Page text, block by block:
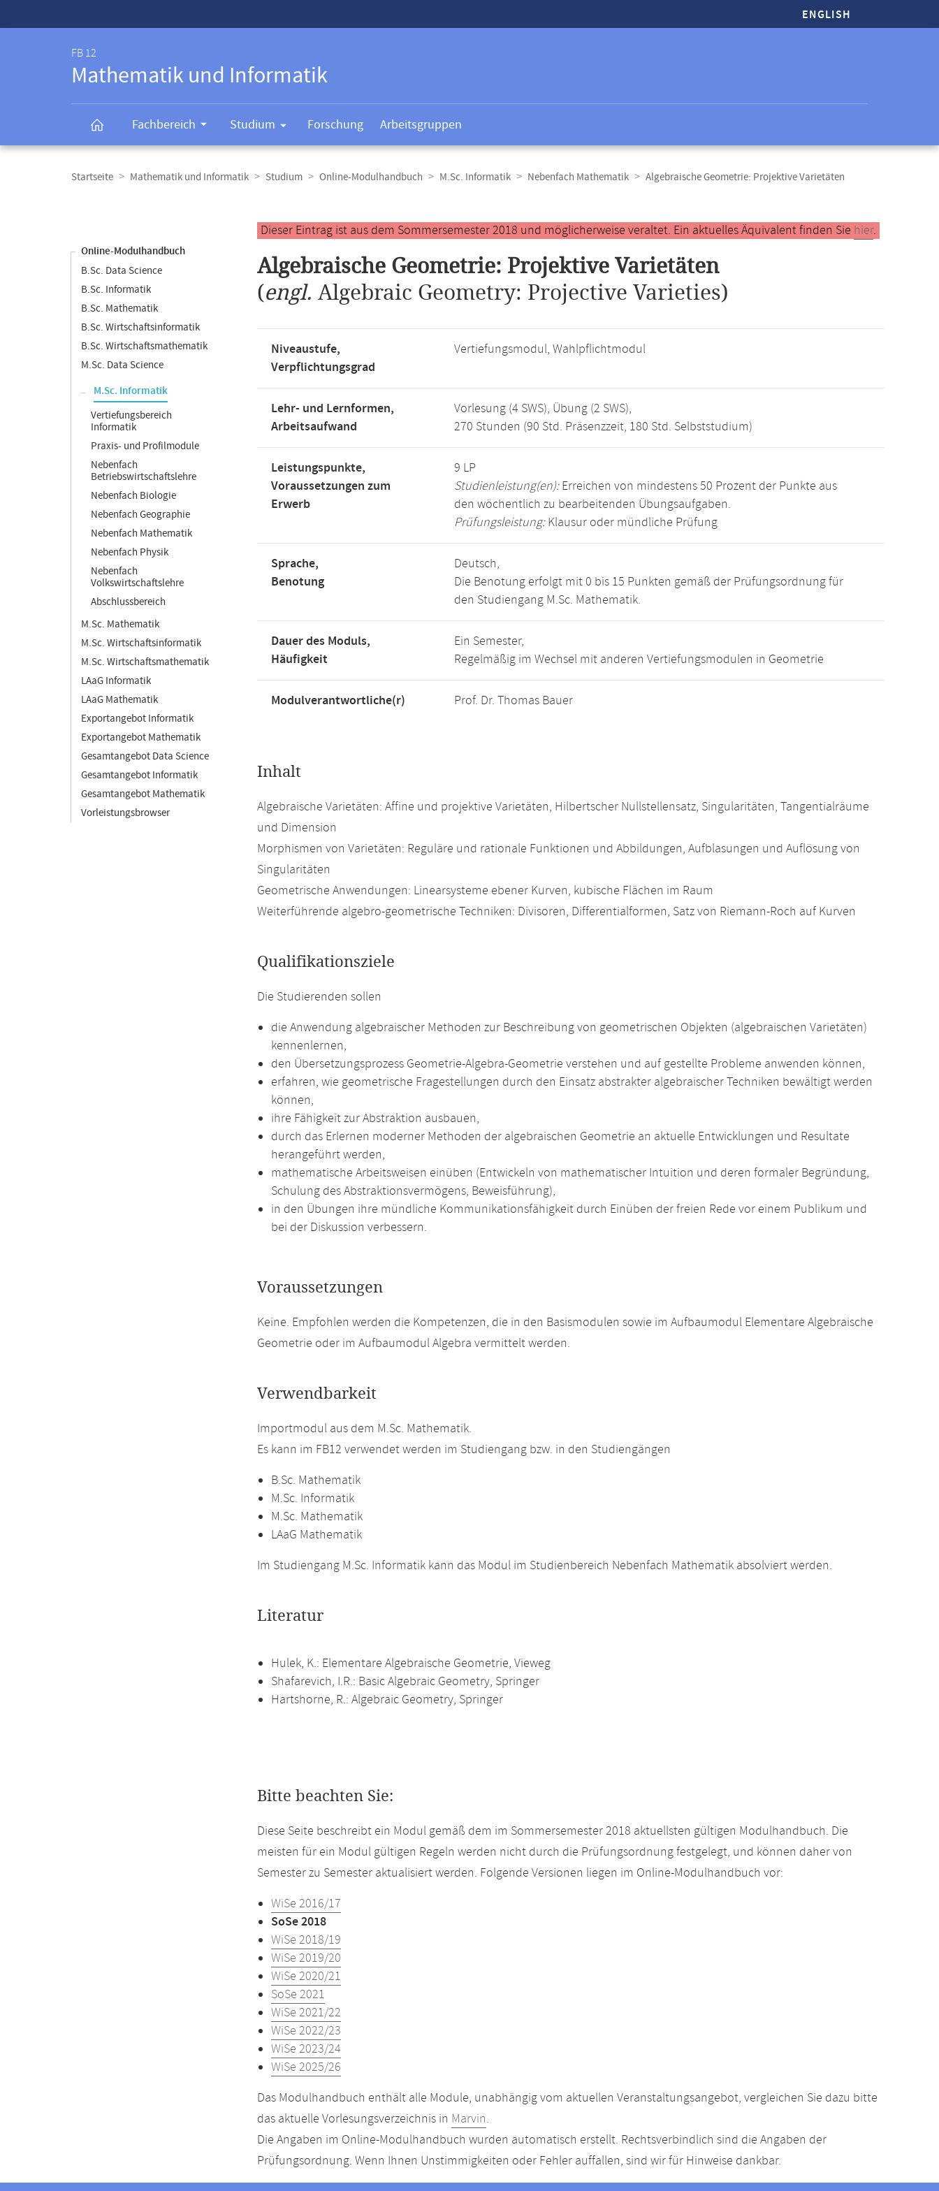
ENGLISH
FB 12
Mathematik und Informatik
Fachbereich Studium Forschung Arbeitsgruppen
Navigation
Startseite Mathematik und Informatik Studium Online-Modulhandbuch M.Sc. Informatik Nebenfach Mathematik Algebraische Geometrie: Projektive Varietäten
Online-Modulhandbuch
B.Sc. Data Science
B.Sc. Informatik
B.Sc. Mathematik
B.Sc. Wirtschaftsinformatik
B.Sc. Wirtschaftsmathematik
M.Sc. Data Science
M.Sc. Informatik
Vertiefungsbereich
Informatik
Praxis- und Profilmodule
Nebenfach
Betriebswirtschaftslehre
Nebenfach Biologie
Nebenfach Geographie
Nebenfach Mathematik
Nebenfach Physik
Nebenfach
Volkswirtschaftslehre
Abschlussbereich
M.Sc. Mathematik
M.Sc. Wirtschaftsinformatik
M.Sc. Wirtschaftsmathematik
LAaG Informatik
LAaG Mathematik
Exportangebot Informatik
Exportangebot Mathematik
Gesamtangebot Data Science
Gesamtangebot Informatik
Gesamtangebot Mathematik
Vorleistungsbrowser
Hauptinhalt
Dieser Eintrag ist aus dem Sommersemester 2018 und möglicherweise veraltet. Ein aktuelles Äquivalent finden Sie hier.
Algebraische Geometrie: Projektive Varietäten
(engl. Algebraic Geometry: Projective Varieties)
Niveaustufe,
Verpflichtungsgrad
Vertiefungsmodul, Wahlpflichtmodul
Lehr- und Lernformen,
Arbeitsaufwand
Vorlesung (4 SWS), Übung (2 SWS),
270 Stunden (90 Std. Präsenzzeit, 180 Std. Selbststudium)
Leistungspunkte,
Voraussetzungen zum
Erwerb
9 LP
Studienleistung(en):Erreichen von mindestens 50 Prozent der Punkte aus
den wöchentlich zu bearbeitenden Übungsaufgaben.
Prüfungsleistung:Klausur oder mündliche Prüfung
Sprache,
Benotung
Deutsch,
Die Benotung erfolgt mit 0 bis 15 Punkten gemäß der Prüfungsordnung für
den Studiengang M.Sc. Mathematik.
Dauer des Moduls,
Häufigkeit
Ein Semester,
Regelmäßig im Wechsel mit anderen Vertiefungsmodulen in Geometrie
Modulverantwortliche(r) Prof. Dr. Thomas Bauer
Inhalt
Algebraische Varietäten: Affine und projektive Varietäten, Hilbertscher Nullstellensatz, Singularitäten, Tangentialräume
und Dimension
Morphismen von Varietäten: Reguläre und rationale Funktionen und Abbildungen, Aufblasungen und Auflösung von
Singularitäten
Geometrische Anwendungen: Linearsysteme ebener Kurven, kubische Flächen im Raum
Weiterführende algebro-geometrische Techniken: Divisoren, Differentialformen, Satz von Riemann-Roch auf Kurven
Qualifikationsziele
Die Studierenden sollen
die Anwendung algebraischer Methoden zur Beschreibung von geometrischen Objekten (algebraischen Varietäten)
kennenlernen,
den Übersetzungsprozess Geometrie-Algebra-Geometrie verstehen und auf gestellte Probleme anwenden können,
erfahren, wie geometrische Fragestellungen durch den Einsatz abstrakter algebraischer Techniken bewältigt werden
können,
ihre Fähigkeit zur Abstraktion ausbauen,
durch das Erlernen moderner Methoden der algebraischen Geometrie an aktuelle Entwicklungen und Resultate
herangeführt werden,
mathematische Arbeitsweisen einüben (Entwickeln von mathematischer Intuition und deren formaler Begründung,
Schulung des Abstraktionsvermögens, Beweisführung),
in den Übungen ihre mündliche Kommunikationsfähigkeit durch Einüben der freien Rede vor einem Publikum und
bei der Diskussion verbessern.
Voraussetzungen
Keine. Empfohlen werden die Kompetenzen, die in den Basismodulen sowie im Aufbaumodul Elementare Algebraische
Geometrie oder im Aufbaumodul Algebra vermittelt werden.
Verwendbarkeit
Importmodul aus dem M.Sc. Mathematik.
Es kann im FB12 verwendet werden im Studiengang bzw. in den Studiengängen
B.Sc. Mathematik
M.Sc. Informatik
M.Sc. Mathematik
LAaG Mathematik
Im Studiengang M.Sc. Informatik kann das Modul im Studienbereich Nebenfach Mathematik absolviert werden.
Literatur
Hulek, K.: Elementare Algebraische Geometrie, Vieweg
Shafarevich, I.R.: Basic Algebraic Geometry, Springer
Hartshorne, R.: Algebraic Geometry, Springer
Bitte beachten Sie:
Diese Seite beschreibt ein Modul gemäß dem im Sommersemester 2018 aktuellsten gültigen Modulhandbuch. Die
meisten für ein Modul gültigen Regeln werden nicht durch die Prüfungsordnung festgelegt, und können daher von
Semester zu Semester aktualisiert werden. Folgende Versionen liegen im Online-Modulhandbuch vor:
WiSe 2016/17
SoSe 2018
WiSe 2018/19
WiSe 2019/20
WiSe 2020/21
SoSe 2021
WiSe 2021/22
WiSe 2022/23
WiSe 2023/24
WiSe 2025/26
Das Modulhandbuch enthält alle Module, unabhängig vom aktuellen Veranstaltungsangebot, vergleichen Sie dazu bitte
das aktuelle Vorlesungsverzeichnis in Marvin.
Die Angaben im Online-Modulhandbuch wurden automatisch erstellt. Rechtsverbindlich sind die Angaben der
Prüfungsordnung. Wenn Ihnen Unstimmigkeiten oder Fehler auffallen, sind wir für Hinweise dankbar.